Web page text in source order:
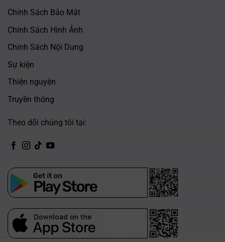
Chính Sách Bảo Mật
Chính Sách Hình Ảnh
Chính Sách Nội Dung
Sự kiện
Thiện nguyện
Truyền thông
Theo dõi chúng tôi tại:
CH Play
App Store